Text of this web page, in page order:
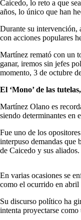
Caicedo, lo reto a que
años, lo único que han
Durante su intervención,
con acciones populares
Martínez remató con un
ganar, iremos sin jefes
momento, 3 de octubre
El ‘Mono’ de las
Martínez Olano es
siendo determinantes en
Fue uno de los
interpuso demandas que
de Caicedo y sus aliados.
En varias ocasiones se
como el ocurrido en abril
Su discurso político ha
intenta proyectarse